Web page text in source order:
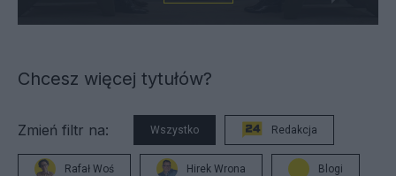
Chcesz więcej tytułów?
Zmień filtr na: Wszystko Redakcja
Rafał Woś Hirek Wrona Blogi